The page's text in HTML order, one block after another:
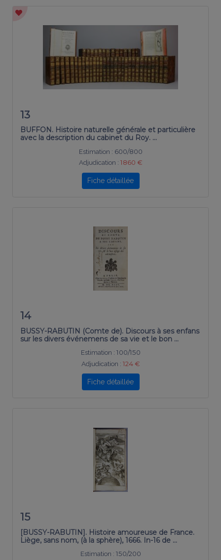
13
BUFFON. Histoire naturelle générale et particulière
avec la description du cabinet du Roy. …
Estimation : 600/800
Adjudication : 1860 €
Fiche détaillée
14
BUSSY-RABUTIN (Comte de). Discours à ses enfans
sur les divers événemens de sa vie et le bon …
Estimation : 100/150
Adjudication : 124 €
Fiche détaillée
15
[BUSSY-RABUTIN]. Histoire amoureuse de France.
Liège, sans nom, (à la sphère), 1666. In-16 de …
Estimation : 150/200